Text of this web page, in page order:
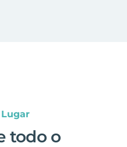
todo o